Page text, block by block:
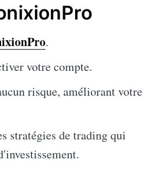
.
votre compte.
risque, améliorant votre
stratégies de trading qui